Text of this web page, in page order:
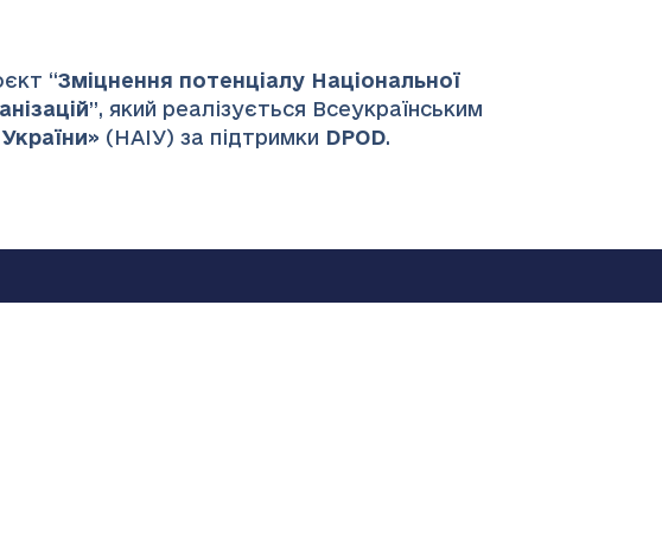
“Зміцнення потенціалу Національної
”, який реалізується Всеукраїнським
» (НАІУ) за підтримки DPOD.